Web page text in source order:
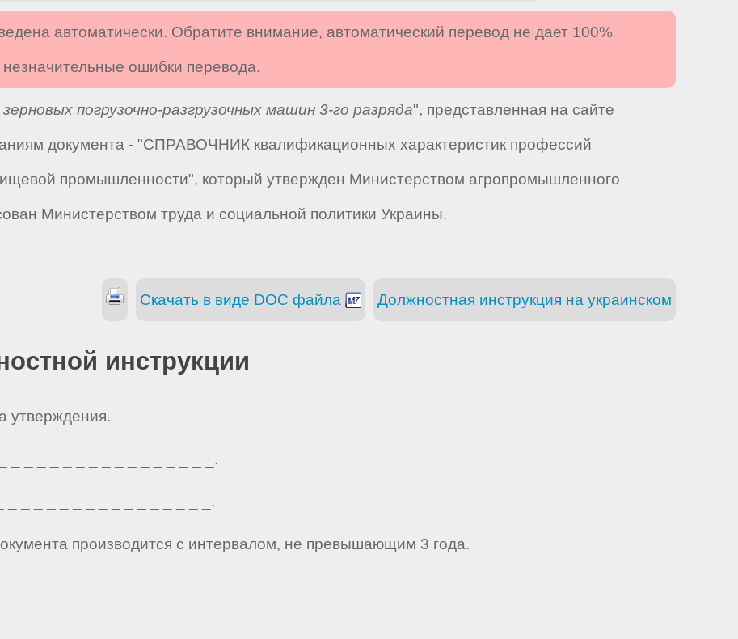
автоматически. Обратите внимание, автоматический перевод не дает 100%
незначительные ошибки перевода.
погрузочно-разгрузочных машин 3-го разряда", представленная на сайте
документа - "СПРАВОЧНИК квалификационных характеристик профессий
промышленности", который утвержден Министерством агропромышленного
Министерством труда и социальной политики Украины.
Должностная инструкция на украинском
Скачать в виде DOC файла
инструкции
утверждения.
_ _ _ _ _ _ _ _ _ _ _ _ _ _ _ _.
_ _ _ _ _ _ _ _ _ _ _ _ _ _ _ _.
производится с интервалом, не превышающим 3 года.